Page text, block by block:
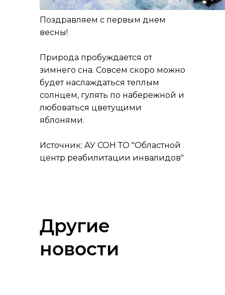
Поздравляем с первым днем
весны!
Природа пробуждается от
зимнего сна. Совсем скоро можно
будет наслаждаться теплым
солнцем, гулять по набережной и
любоваться цветущими
яблонями.
Источник: АУ СОН ТО "Областной
центр реабилитации инвалидов"
Другие
новости